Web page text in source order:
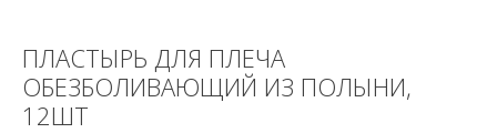
ПЛАСТЫРЬ ДЛЯ ПЛЕЧА
ОБЕЗБОЛИВАЮЩИЙ ИЗ ПОЛЫНИ,
12ШТ